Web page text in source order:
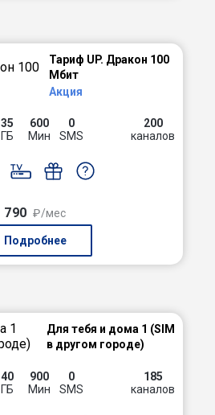
Тариф UP. Дракон 100
Мбит
Акция
35
ГБ
600
Мин
0
SMS
200
каналов
790 ₽/мес
Подробнее
Для тебя и дома 1 (SIM
в другом городе)
40
ГБ
900
Мин
0
SMS
185
каналов